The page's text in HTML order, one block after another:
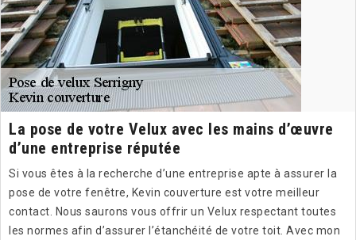
La pose de votre Velux avec les mains d’œuvre
d’une entreprise réputée
Si vous êtes à la recherche d’une entreprise apte à assurer la
pose de votre fenêtre, Kevin couverture est votre meilleur
contact. Nous saurons vous offrir un Velux respectant toutes
les normes afin d’assurer l’étanchéité de votre toit. Avec mon